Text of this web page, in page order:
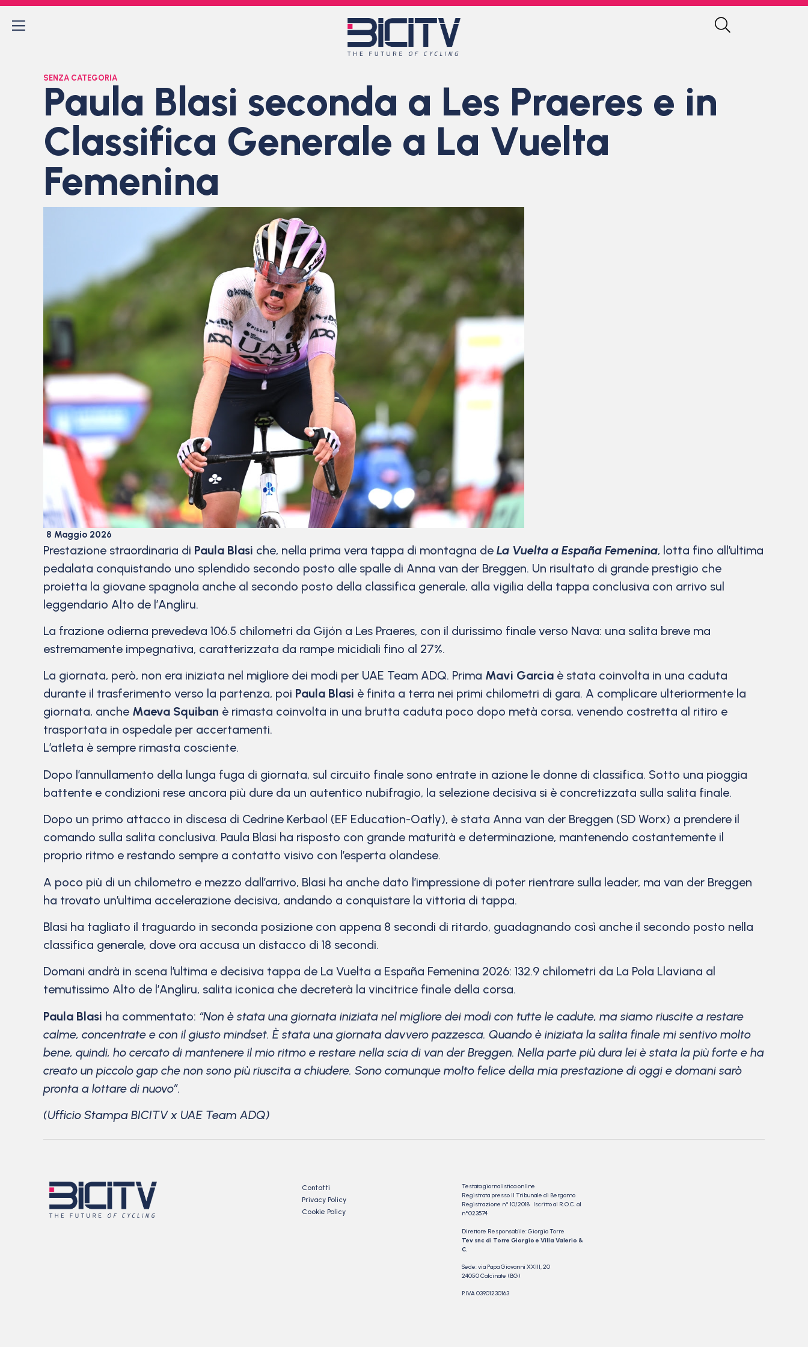
SENZA CATEGORIA
Paula Blasi seconda a Les Praeres e in
Classifica Generale a La Vuelta
Femenina
8 Maggio 2026
Prestazione straordinaria di Paula Blasi che, nella prima vera tappa di montagna de La Vuelta a España Femenina, lotta fino all’ultima
pedalata conquistando uno splendido secondo posto alle spalle di Anna van der Breggen. Un risultato di grande prestigio che
proietta la giovane spagnola anche al secondo posto della classifica generale, alla vigilia della tappa conclusiva con arrivo sul
leggendario Alto de l’Angliru.
La frazione odierna prevedeva 106.5 chilometri da Gijón a Les Praeres, con il durissimo finale verso Nava: una salita breve ma
estremamente impegnativa, caratterizzata da rampe micidiali fino al 27%.
La giornata, però, non era iniziata nel migliore dei modi per UAE Team ADQ. Prima Mavi Garcia è stata coinvolta in una caduta
durante il trasferimento verso la partenza, poi Paula Blasi è finita a terra nei primi chilometri di gara. A complicare ulteriormente la
giornata, anche Maeva Squiban è rimasta coinvolta in una brutta caduta poco dopo metà corsa, venendo costretta al ritiro e
trasportata in ospedale per accertamenti.
L’atleta è sempre rimasta cosciente.
Dopo l’annullamento della lunga fuga di giornata, sul circuito finale sono entrate in azione le donne di classifica. Sotto una pioggia
battente e condizioni rese ancora più dure da un autentico nubifragio, la selezione decisiva si è concretizzata sulla salita finale.
Dopo un primo attacco in discesa di Cedrine Kerbaol (EF Education-Oatly), è stata Anna van der Breggen (SD Worx) a prendere il
comando sulla salita conclusiva. Paula Blasi ha risposto con grande maturità e determinazione, mantenendo costantemente il
proprio ritmo e restando sempre a contatto visivo con l’esperta olandese.
A poco più di un chilometro e mezzo dall’arrivo, Blasi ha anche dato l’impressione di poter rientrare sulla leader, ma van der Breggen
ha trovato un’ultima accelerazione decisiva, andando a conquistare la vittoria di tappa.
Blasi ha tagliato il traguardo in seconda posizione con appena 8 secondi di ritardo, guadagnando così anche il secondo posto nella
classifica generale, dove ora accusa un distacco di 18 secondi.
Domani andrà in scena l’ultima e decisiva tappa de La Vuelta a España Femenina 2026: 132.9 chilometri da La Pola Llaviana al
temutissimo Alto de l’Angliru, salita iconica che decreterà la vincitrice finale della corsa.
Paula Blasi ha commentato: “Non è stata una giornata iniziata nel migliore dei modi con tutte le cadute, ma siamo riuscite a restare
calme, concentrate e con il giusto mindset. È stata una giornata davvero pazzesca. Quando è iniziata la salita finale mi sentivo molto
bene, quindi, ho cercato di mantenere il mio ritmo e restare nella scia di van der Breggen. Nella parte più dura lei è stata la più forte e ha
creato un piccolo gap che non sono più riuscita a chiudere. Sono comunque molto felice della mia prestazione di oggi e domani sarò
pronta a lottare di nuovo”.
(Ufficio Stampa BICITV x UAE Team ADQ)
Contatti
Privacy Policy
Cookie Policy
Testata giornalistica online
Registrata presso il Tribunale di Bergamo
Registrazione n° 10/2018 Iscritto al R.O.C. al
n°023574
Direttore Responsabile: Giorgio Torre
Tev snc di Torre Giorgio e Villa Valerio &
C.
Sede: via Papa Giovanni XXIII, 20
24050 Calcinate (BG)
P.IVA 03901230163